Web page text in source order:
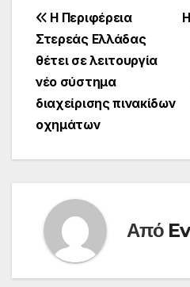
Πλοήγηση
άρθρων
Η Περιφέρεια
Στερεάς Ελλάδας
θέτει σε λειτουργία
νέο σύστημα
διαχείρισης πινακίδων
οχημάτων
Από